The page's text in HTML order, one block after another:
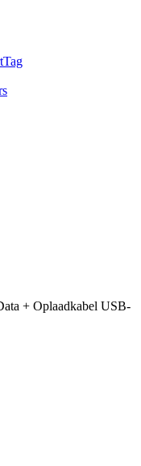
+ Oplaadkabel USB-